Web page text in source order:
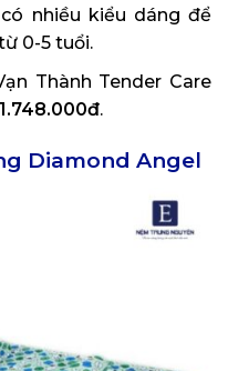
nhiều kiểu dáng để
0-5 tuổi.
Thành Tender Care
1.748.000đ.
Diamond Angel